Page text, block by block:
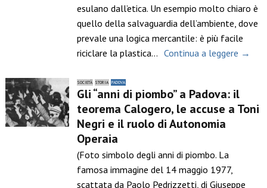
esulano dall’etica. Un esempio molto chiaro è
quello della salvaguardia dell’ambiente, dove
prevale una logica mercantile: è più facile
riciclare la plastica… Continua a leggere →
SOCIETÀ STORIA PADOVA
Gli “anni di piombo” a Padova: il
teorema Calogero, le accuse a Toni
Negri e il ruolo di Autonomia
Operaia
(Foto simbolo degli anni di piombo. La
famosa immagine del 14 maggio 1977,
scattata da Paolo Pedrizzetti, di Giuseppe